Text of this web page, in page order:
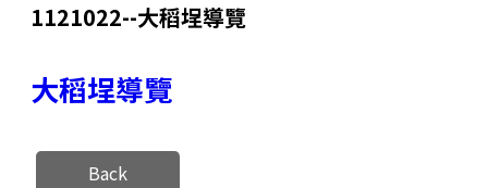
1121022--大稻埕導覽
大稻埕導覽
Back